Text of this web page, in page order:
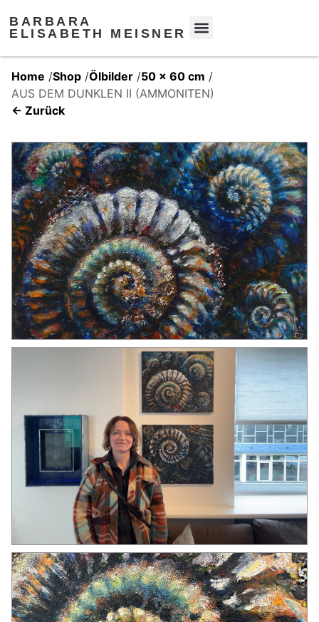
BARBARA
ELISABETH MEISNER
Home /Shop /Ölbilder /50 x 60 cm /
AUS DEM DUNKLEN II (AMMONITEN)
← Zurück